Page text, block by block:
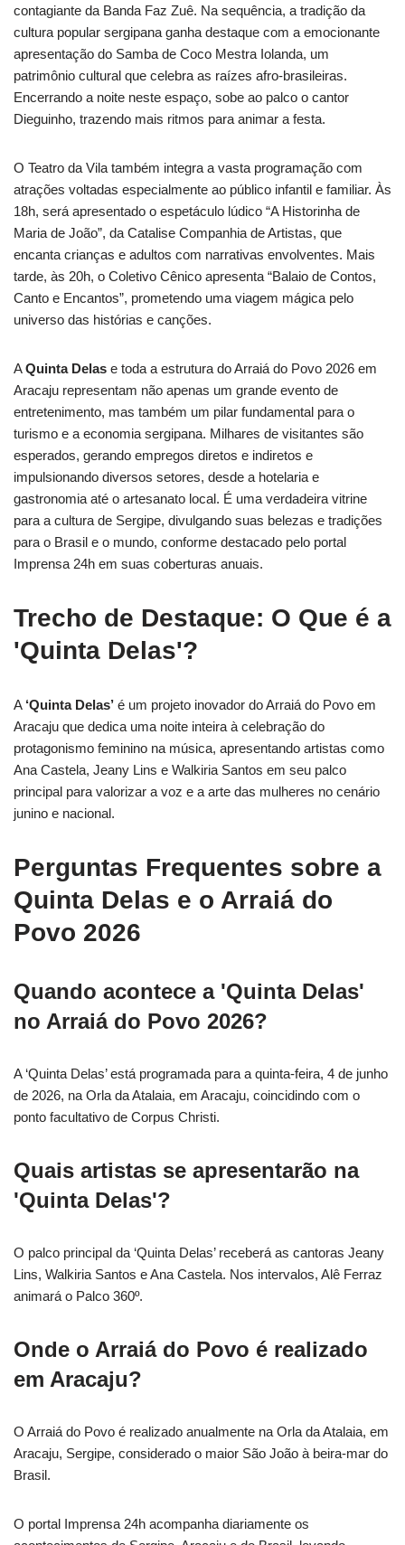
contagiante da Banda Faz Zuê. Na sequência, a tradição da
cultura popular sergipana ganha destaque com a emocionante
apresentação do Samba de Coco Mestra Iolanda, um
patrimônio cultural que celebra as raízes afro-brasileiras.
Encerrando a noite neste espaço, sobe ao palco o cantor
Dieguinho, trazendo mais ritmos para animar a festa.
O Teatro da Vila também integra a vasta programação com
atrações voltadas especialmente ao público infantil e familiar. Às
18h, será apresentado o espetáculo lúdico “A Historinha de
Maria de João”, da Catalise Companhia de Artistas, que
encanta crianças e adultos com narrativas envolventes. Mais
tarde, às 20h, o Coletivo Cênico apresenta “Balaio de Contos,
Canto e Encantos”, prometendo uma viagem mágica pelo
universo das histórias e canções.
AQuinta Delas e toda a estrutura do Arraiá do Povo 2026 em
Aracaju representam não apenas um grande evento de
entretenimento, mas também um pilar fundamental para o
turismo e a economia sergipana. Milhares de visitantes são
esperados, gerando empregos diretos e indiretos e
impulsionando diversos setores, desde a hotelaria e
gastronomia até o artesanato local. É uma verdadeira vitrine
para a cultura de Sergipe, divulgando suas belezas e tradições
para o Brasil e o mundo, conforme destacado pelo portal
Imprensa 24h em suas coberturas anuais.
Trecho de Destaque: O Que é a
'Quinta Delas'?
A ‘Quinta Delas’ é um projeto inovador do Arraiá do Povo em
Aracaju que dedica uma noite inteira à celebração do
protagonismo feminino na música, apresentando artistas como
Ana Castela, Jeany Lins e Walkiria Santos em seu palco
principal para valorizar a voz e a arte das mulheres no cenário
junino e nacional.
Perguntas Frequentes sobre a
Quinta Delas e o Arraiá do
Povo 2026
Quando acontece a 'Quinta Delas'
no Arraiá do Povo 2026?
A ‘Quinta Delas’ está programada para a quinta-feira, 4 de junho
de 2026, na Orla da Atalaia, em Aracaju, coincidindo com o
ponto facultativo de Corpus Christi.
Quais artistas se apresentarão na
'Quinta Delas'?
O palco principal da ‘Quinta Delas’ receberá as cantoras Jeany
Lins, Walkiria Santos e Ana Castela. Nos intervalos, Alê Ferraz
animará o Palco 360º.
Onde o Arraiá do Povo é realizado
em Aracaju?
O Arraiá do Povo é realizado anualmente na Orla da Atalaia, em
Aracaju, Sergipe, considerado o maior São João à beira-mar do
Brasil.
O portal Imprensa 24h acompanha diariamente os